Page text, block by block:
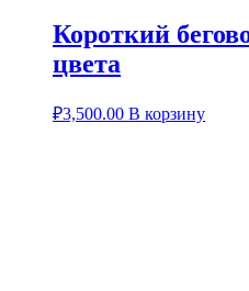
Короткий
цвета
₽3,500.00 В корзину